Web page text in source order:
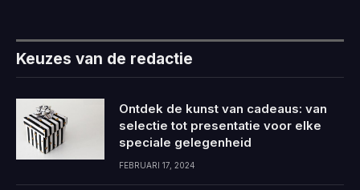
Keuzes van de redactie
Ontdek de kunst van cadeaus: van
selectie tot presentatie voor elke
speciale gelegenheid
FEBRUARI 17, 2024